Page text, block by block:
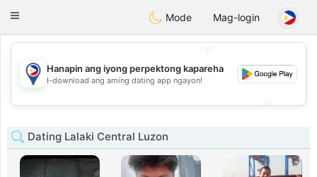
PhilippinesChat
Toggle
Mode Mag-login
💖
💕
Hanapin ang iyong perpektong kapareha
I-download ang aming dating app ngayon!
Dating Lalaki Central Luzon